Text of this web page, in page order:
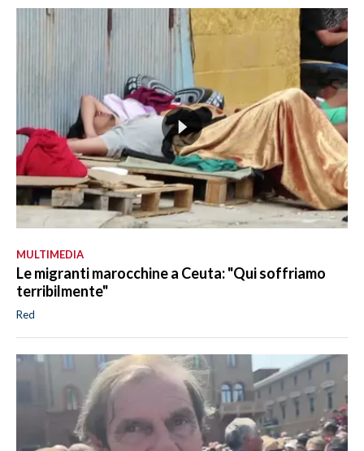
MULTIMEDIA
Le migranti marocchine a Ceuta: "Qui soffriamo
terribilmente"
Red